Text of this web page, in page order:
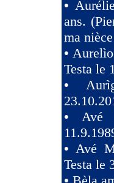
•
ans.
ma
•
Testa le
•
•Avé
•Avé
Testa le